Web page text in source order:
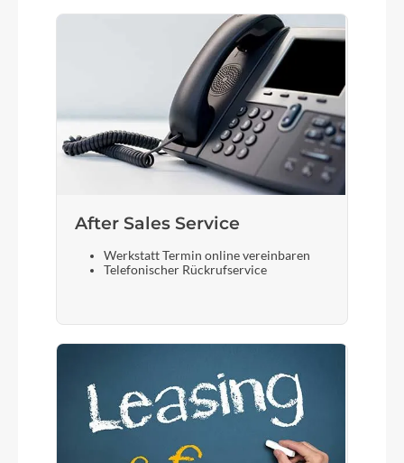
After Sales Service
Werkstatt Termin online vereinbaren
Telefonischer Rückrufservice